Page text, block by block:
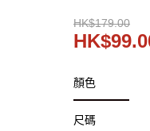
HK$179.00
顏色
尺碼